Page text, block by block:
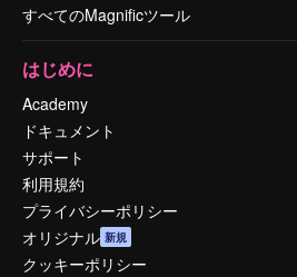
すべてのMagnificツール
はじめに
Academy
ドキュメント
サポート
利用規約
プライバシーポリシー
オリジナル 新規
クッキーポリシー